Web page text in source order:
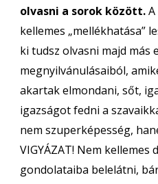
olvasni a sorok között.
kellemes „mellékhatása”
ki tudsz olvasni majd más
megnyilvánulásaiból,
akartak elmondani, sőt,
igazságot fedni a
nem szuperképesség,
VIGYÁZAT! Nem kellemes
gondolataiba belelátni,